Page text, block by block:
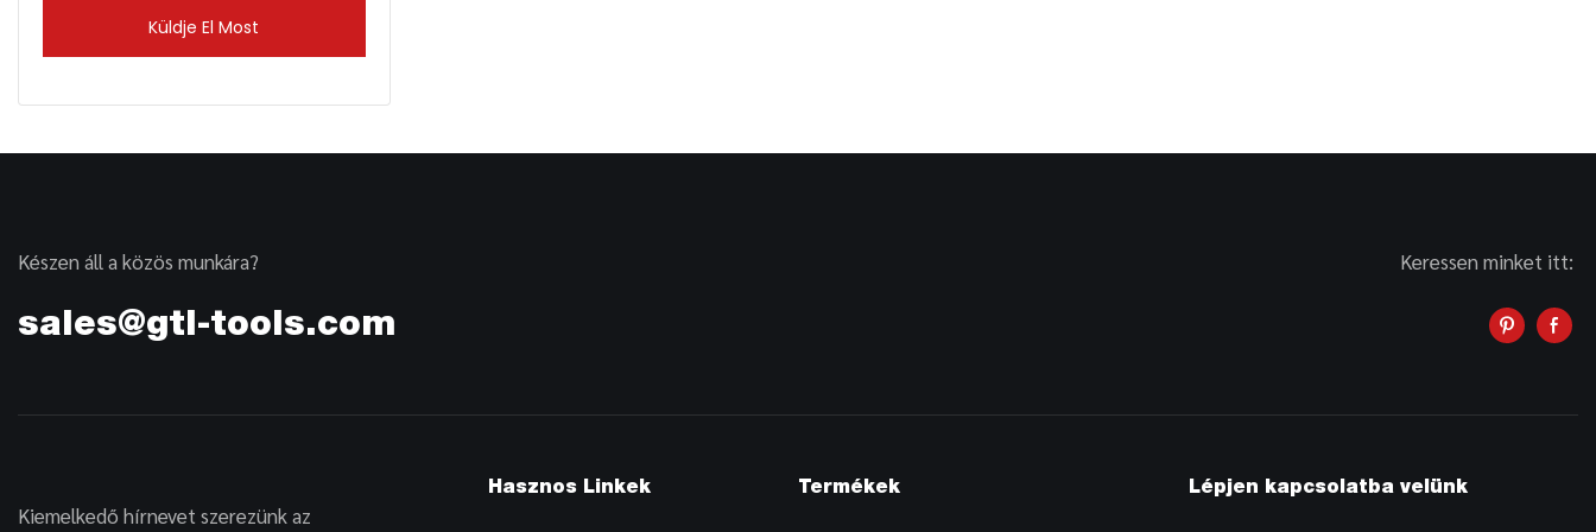
Küldje El Most
Készen áll a közös munkára?
sales@gtl-tools.com
Keressen minket itt:
Kiemelkedő hírnevet szerezünk az
Hasznos Linkek Termékek Lépjen kapcsolatba velünk